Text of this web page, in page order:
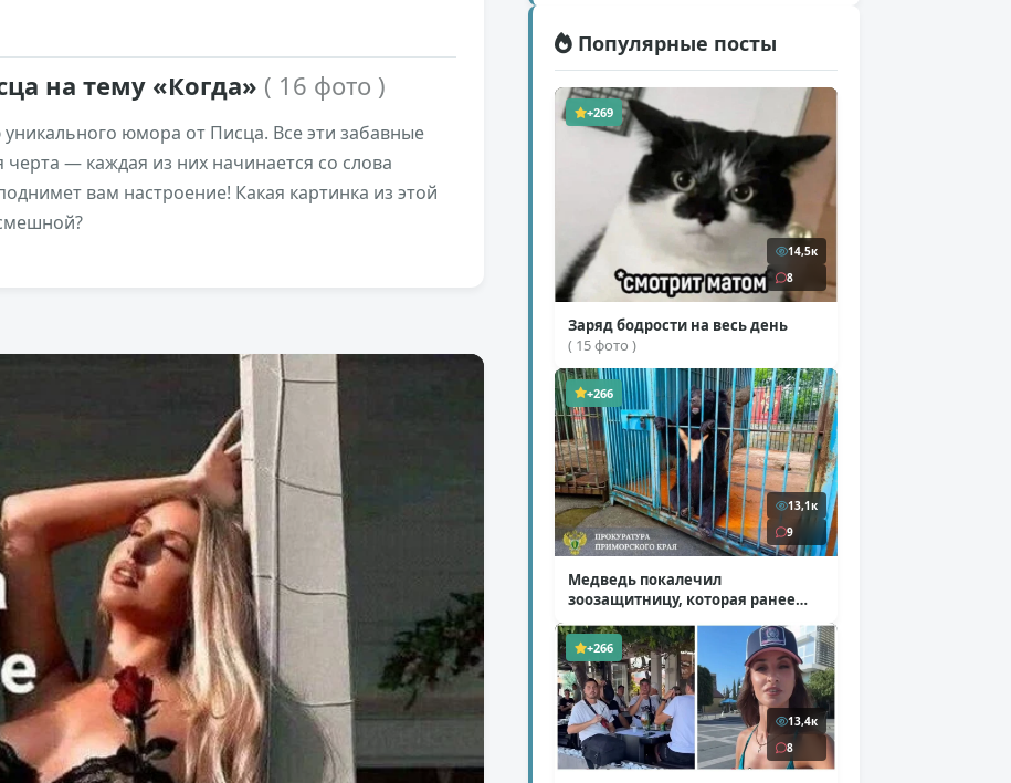
на тему «Когда» ( 16 фото )
юмора от Писца. Все эти забавные
— каждая из них начинается со слова
вам настроение! Какая картинка из этой
Популярные посты
+269
14,5к
8
Заряд бодрости на весь день
( 15 фото )
+266
13,1к
9
Медведь покалечил
зоозащитницу, которая ранее
+266
13,4к
8